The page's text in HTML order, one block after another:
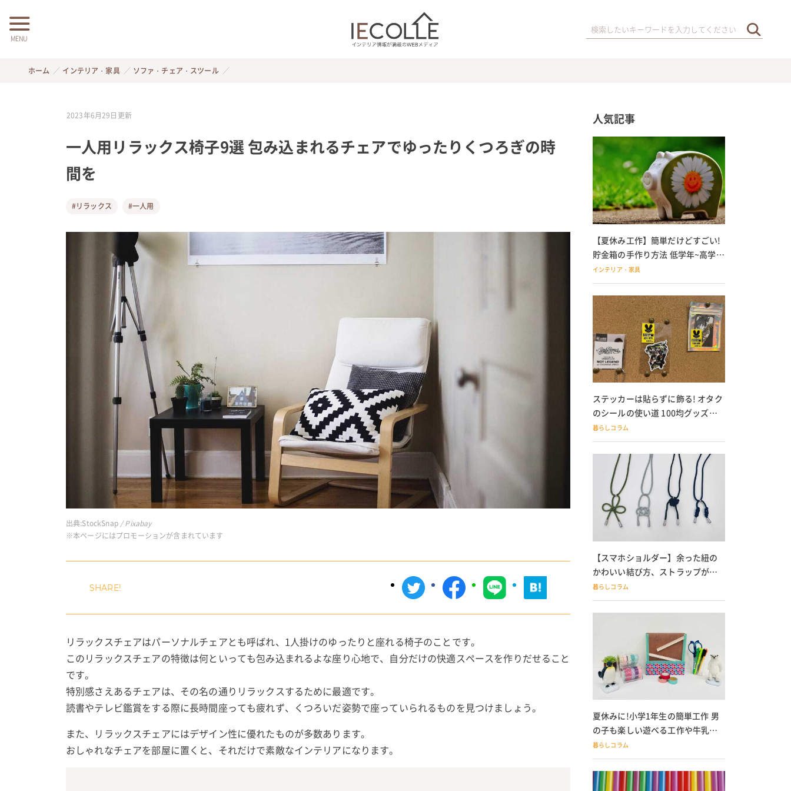
MENU
ホーム インテリア・家具 ソファ・チェア・スツール
2023年6月29日 更新
一人用リラックス椅子9選 包み込まれるチェアでゆったりくつろぎの時
間を
#リラックス #一人用
出典:StockSnap/ Pixabay
※本ページにはプロモーションが含まれています
リラックスチェアはパーソナルチェアとも呼ばれ、1人掛けのゆったりと座れる椅子のことです。
このリラックスチェアの特徴は何といっても包み込まれるよな座り心地で、自分だけの快適スペースを作りだせること
です。
特別感さえあるチェアは、その名の通りリラックスするために最適です。
読書やテレビ鑑賞をする際に長時間座っても疲れず、くつろいだ姿勢で座っていられるものを見つけましょう。
また、リラックスチェアにはデザイン性に優れたものが多数あります。
おしゃれなチェアを部屋に置くと、それだけで素敵なインテリアになります。
人気記事
【夏休み工作】簡単だけどすごい!
貯金箱の手作り方法 低学年~高学年
の子どもにも
インテリア・家具
ステッカーは貼らずに飾る! オタク
のシールの使い道 100均グッズで
の飾り方も
暮らしコラム
【スマホショルダー】余った紐の
かわいい結び方、ストラップが落
ちる人必見
暮らしコラム
夏休みに!小学1年生の簡単工作 男
の子も楽しい遊べる工作や牛乳パ
ック貯金箱も
暮らしコラム